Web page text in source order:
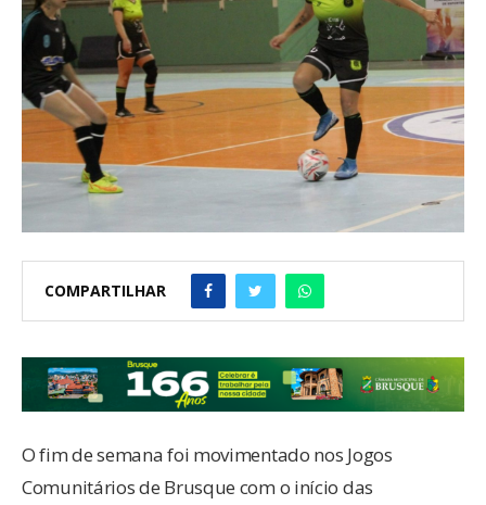
COMPARTILHAR
O fim de semana foi movimentado nos Jogos
Comunitários de Brusque com o início das